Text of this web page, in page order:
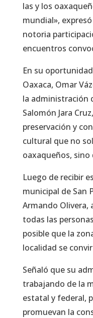
las y los
mundial»,
notoria
encuentros
En su
Oaxaca, Omar
la administración
Salomón Jara
preservación y
cultural que no
oaxaqueños, sino
Luego de recibir
municipal de San
Armando Olivera,
todas las
posible que la
localidad se
Señaló que su
trabajando de la
estatal y federal,
promuevan la